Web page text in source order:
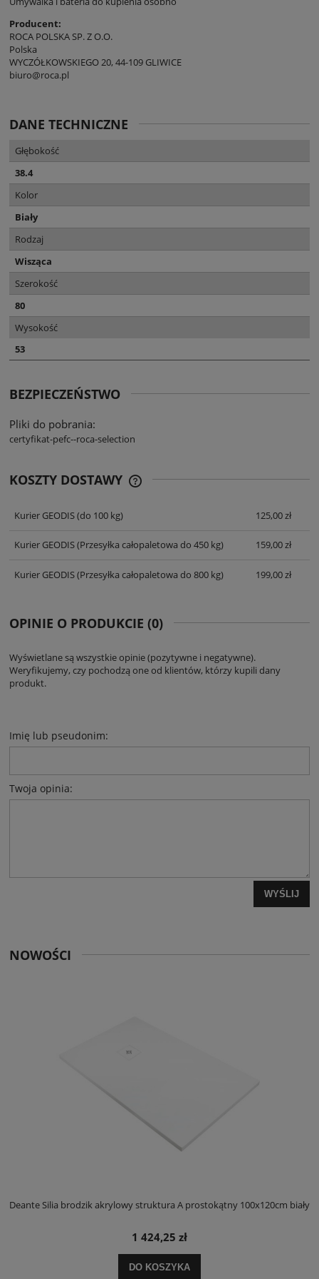
Producent:
ROCA POLSKA SP. Z O.O.
Polska
WYCZÓŁKOWSKIEGO 20, 44-109 GLIWICE
biuro@roca.pl
DANE TECHNICZNE
Głębokość
38.4
Kolor
Biały
Rodzaj
Wisząca
Szerokość
80
Wysokość
53
BEZPIECZEŃSTWO
Pliki do pobrania:
certyfikat-pefc--roca-selection
KOSZTY DOSTAWY
Kurier GEODIS(do 100 kg) 125,00 zł
Kurier GEODIS(Przesyłka całopaletowa do 450 kg) 159,00 zł
Kurier GEODIS(Przesyłka całopaletowa do 800 kg) 199,00 zł
OPINIE O PRODUKCIE (0)
Wyświetlane są wszystkie opinie (pozytywne i negatywne).
Weryfikujemy, czy pochodzą one od klientów, którzy kupili dany
produkt.
Imię lub pseudonim:
Twoja opinia:
WYŚLIJ
NOWOŚCI
Deante Silia brodzik akrylowy struktura A prostokątny 100x120cm biały
1 424,25 zł
DO KOSZYKA